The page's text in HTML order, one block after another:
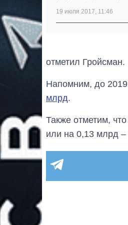
19 июля 2017, 11:46
отметил Гройсман.
Напомним, до
млрд.
Также отметим, что
или на 0,13 млрд